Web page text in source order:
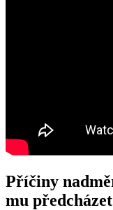
Příčiny
mu předcházet